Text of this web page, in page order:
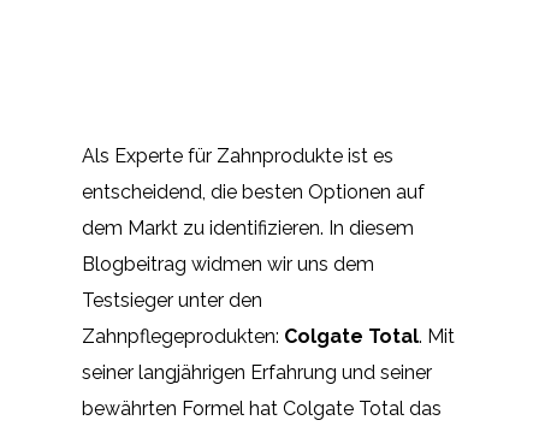
Als Experte für Zahnprodukte ist es
entscheidend, die besten Optionen auf
dem Markt zu identifizieren. In diesem
Blogbeitrag widmen wir uns dem
Testsieger unter den
Zahnpflegeprodukten: Colgate Total. Mit
seiner langjährigen Erfahrung und seiner
bewährten Formel hat Colgate Total das